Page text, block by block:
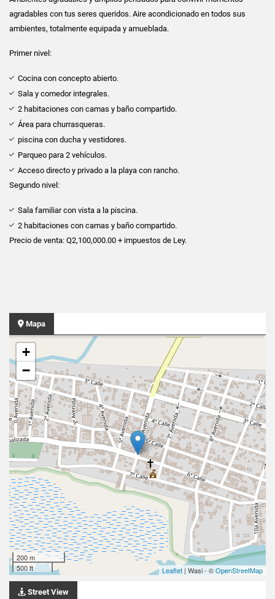
agradables con tus seres queridos. Aire acondicionado en todos sus
ambientes, totalmente equipada y amueblada.
Primer nivel:
Cocina con concepto abierto.
Sala y comedor integrales.
2 habitaciones con camas y baño compartido.
Área para churrasqueras.
piscina con ducha y vestidores.
Parqueo para 2 vehículos.
Acceso directo y privado a la playa con rancho.
Segundo nivel:
Sala familiar con vista a la piscina.
2 habitaciones con camas y baño compartido.
Precio de venta: Q2,100,000.00 + impuestos de Ley.
Mapa
+
−
200 m
500 ft
Leaflet | Wasi - ©OpenStreetMap
Street View